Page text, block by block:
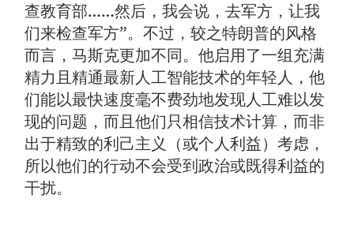
查教育部……然后，我会说，去军方，让我
们来检查军方”。不过，较之特朗普的风格
而言，马斯克更加不同。他启用了一组充满
精力且精通最新人工智能技术的年轻人，他
们能以最快速度毫不费劲地发现人工难以发
现的问题，而且他们只相信技术计算，而非
出于精致的利己主义（或个人利益）考虑，
所以他们的行动不会受到政治或既得利益的
干扰。